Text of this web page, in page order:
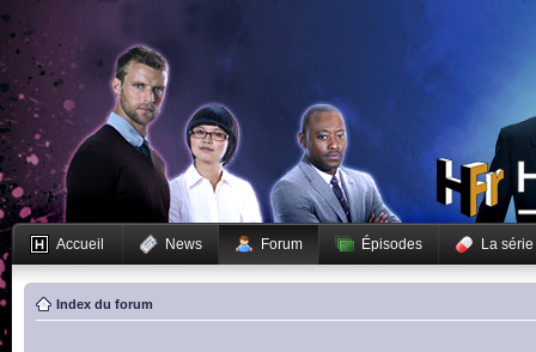
Accueil News Forum Épisodes La série
Index du forum